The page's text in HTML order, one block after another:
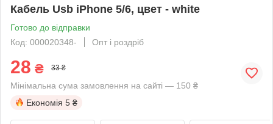
Кабель Usb iPhone 5/6, цвет - white
Готово до відправки
Код: 000020348-
Опт і роздріб
28 ₴ 33 ₴
Мінімальна сума замовлення на сайті — 150 ₴
Економія 5 ₴